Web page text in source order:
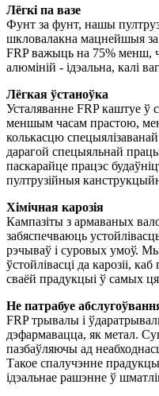
Лёгкі па вазе
Фунт за фунт, нашы
шкловалакна мацнейшыя
FRP важыць на 75% менш,
алюміній - ідэальна, калі
Лёгкая ўстаноўка
Усталяванне FRP каштуе ў
меншым часам прастою,
колькасцю
дарагой спецыяльнай
паскарайце працэс
пултрузійныя
Хімічная карозія
Кампазіты з армаваных
забяспечваюць
рэчываў і суровых умоў.
ўстойлівасці да карозіі,
сваёй прадукцыі ў самых
Не патрабуе
FRP трывалы і
дэфармавацца, як метал.
пазбаўляючы ад
Такое спалучэнне
ідэальнае рашэнне ў